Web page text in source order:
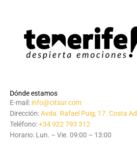
Dónde estamos
E-mail: info@citsur.com
Dirección:Avda. Rafael Puig, 17. Costa
Teléfono:+34 922 793 312
Horario: Lun. – Vie. 09:00 – 13:00